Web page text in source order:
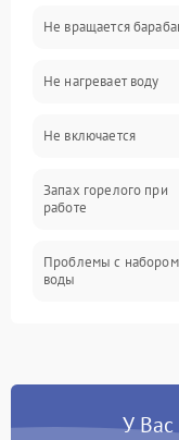
Слив
Программное
Не вращается
Не нагревает воду
Не включается
Запах горелого при
работе
Проблемы с набором
воды
Замена платы
У Вас